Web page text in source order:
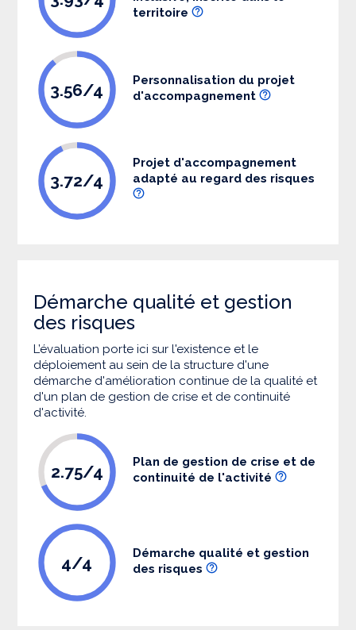
territoire
3.56/4
Personnalisation du projet
d'accompagnement
3.72/4
Projet d'accompagnement
adapté au regard des risques
Démarche qualité et gestion
des risques
L’évaluation porte ici sur l'existence et le
déploiement au sein de la structure d'une
démarche d'amélioration continue de la qualité et
d'un plan de gestion de crise et de continuité
d'activité.
2.75/4
Plan de gestion de crise et de
continuité de l'activité
4/4
Démarche qualité et gestion
des risques